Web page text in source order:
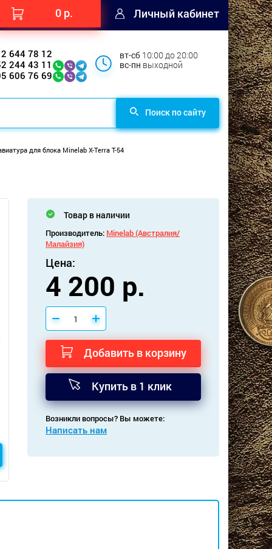
0 р. Личный кабинет
644 78 12
244 43 11
606 76 69
вт-сб 10:00 до 20:00
вс-пн выходной
Поиск по сайту
для блока Minelab X-Terra T-54
Товар в наличии
Производитель: Minelab (Австралия/
Малайзия)
Цена:
4 200 р.
Добавить в корзину
Купить в 1 клик
Возникли вопросы? Вы можете:
Написать нам